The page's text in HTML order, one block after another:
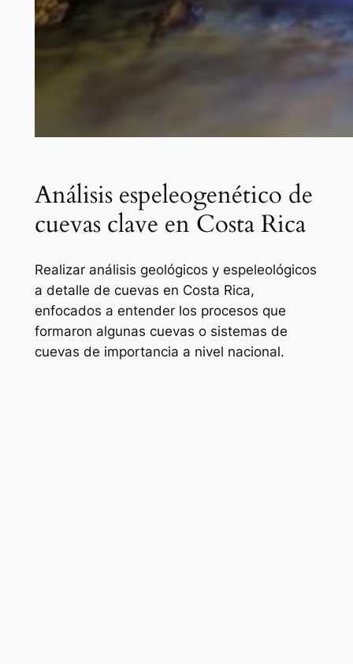
Análisis espeleogenético de
cuevas clave en Costa Rica
Realizar análisis geológicos y espeleológicos
a detalle de cuevas en Costa Rica,
enfocados a entender los procesos que
formaron algunas cuevas o sistemas de
cuevas de importancia a nivel nacional.